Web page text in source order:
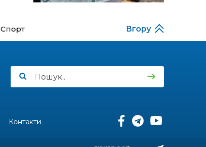
03 лип
20:48
Спорт Вгору
Контакти